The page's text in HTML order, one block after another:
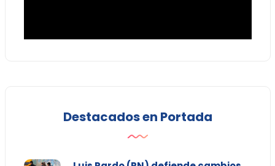
Destacados en Portada